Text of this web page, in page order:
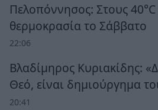
Πελοπόννησος: Στους 40°C
θερμοκρασία το Σάββατο
22:06
Βλαδίμηρος Κυριακίδης:
Θεό, είναι δημιούργημα
20:41